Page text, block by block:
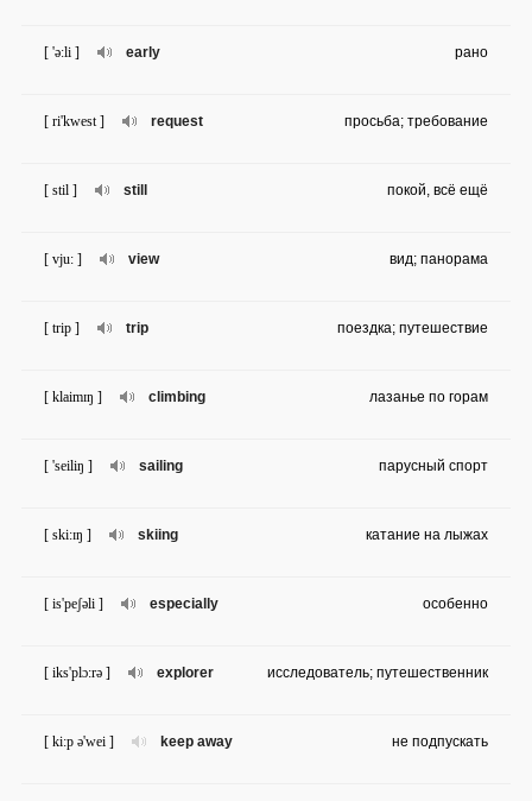
early
[ 'ə:li ] рано
request
[ ri'kwest ] просьба; требование
still
[ stil ] покой, всё ещё
view
[ vju: ] вид; панорама
trip
[ trip ] поездка; путешествие
climbing
[ klaimɪŋ ] лазанье по горам
sailing
[ 'seiliŋ ] парусный спорт
skiing
[ ski:ɪŋ ] катание на лыжах
especially
[ is'peʃəli ] особенно
explorer
[ iks'plɔ:rə ] исследователь; путешественник
keep away
[ ki:p ə'wei ] не подпускать